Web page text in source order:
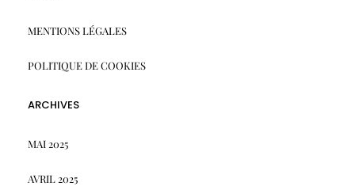
MENTIONS LÉGALES
POLITIQUE DE COOKIES
ARCHIVES
MAI 2025
AVRIL 2025